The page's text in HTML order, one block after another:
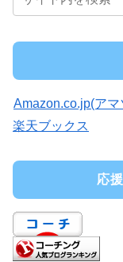
Amazon.co.jp(アマ
楽天ブックス
応